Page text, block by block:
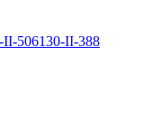
II-506130-II-388